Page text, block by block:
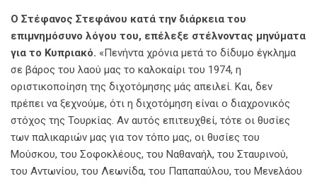
Ο Στέφανος Στεφάνου κατά την διάρκεια του
επιμνημόσυνο λόγου του, επέλεξε στέλνοντας μηνύματα
για το Κυπριακό. «Πενήντα χρόνια μετά το δίδυμο έγκλημα
σε βάρος του λαού μας το καλοκαίρι του 1974, η
οριστικοποίηση της διχοτόμησης μάς απειλεί. Και, δεν
πρέπει να ξεχνούμε, ότι η διχοτόμηση είναι ο διαχρονικός
στόχος της Τουρκίας. Αν αυτός επιτευχθεί, τότε οι θυσίες
των παλικαριών μας για τον τόπο μας, οι θυσίες του
Μούσκου, του Σοφοκλέους, του Ναθαναήλ, του Σταυρινού,
του Αντωνίου, του Λεωνίδα, του Παπαπαύλου, του Μενελάου